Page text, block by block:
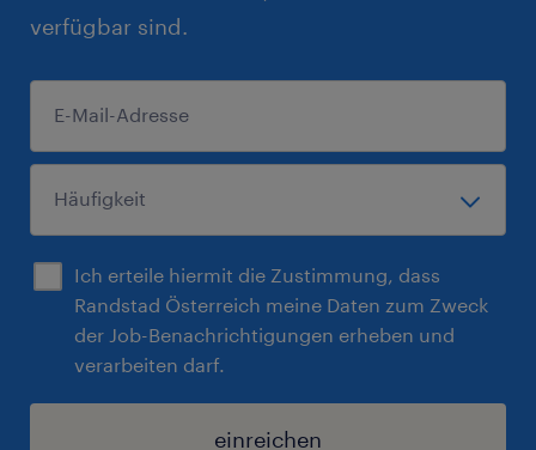
verfügbar sind.
Ich erteile hiermit die Zustimmung, dass
Randstad Österreich meine Daten zum Zweck
der Job-Benachrichtigungen erheben und
verarbeiten darf.
einreichen